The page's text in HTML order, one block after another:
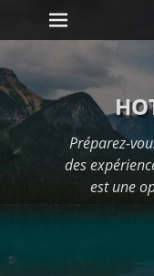
Passer
au
Premier menu
Préparez-
des
est une